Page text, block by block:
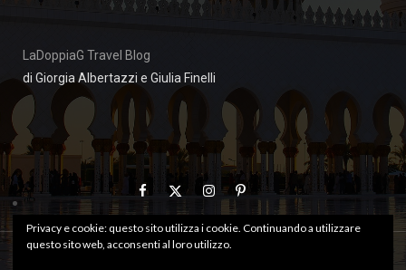
LaDoppiaG Travel Blog
di Giorgia Albertazzi e Giulia Finelli
Privacy e cookie: questo sito utilizza i cookie. Continuando a utilizzare
questo sito web, acconsenti al loro utilizzo.